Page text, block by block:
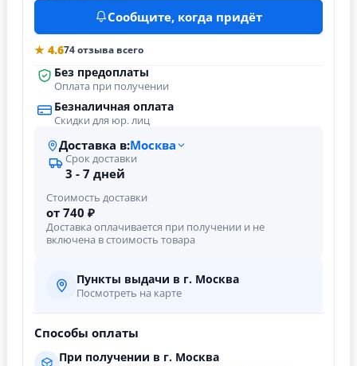
Сообщите, когда придёт
★ 4.674 отзыва всего
Без предоплаты
Оплата при получении
Безналичная оплата
Скидки для юр. лиц
Доставка в:Москва
Срок доставки
3 - 7 дней
Стоимость доставки
от 740 ₽
Доставка оплачивается при получении и не
включена в стоимость товара
Пункты выдачи в г. Москва
Посмотреть на карте
Способы оплаты
При получении в г. Москва